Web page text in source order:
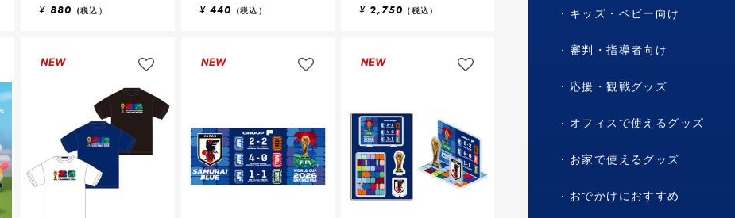
¥ 880 (税込） ¥ 440 (税込） ¥ 2,750 (税込）
NEW NEW NEW
キッズ・ベビー向け
審判・指導者向け
応援・観戦グッズ
オフィスで使えるグッズ
お家で使えるグッズ
おでかけにおすすめ